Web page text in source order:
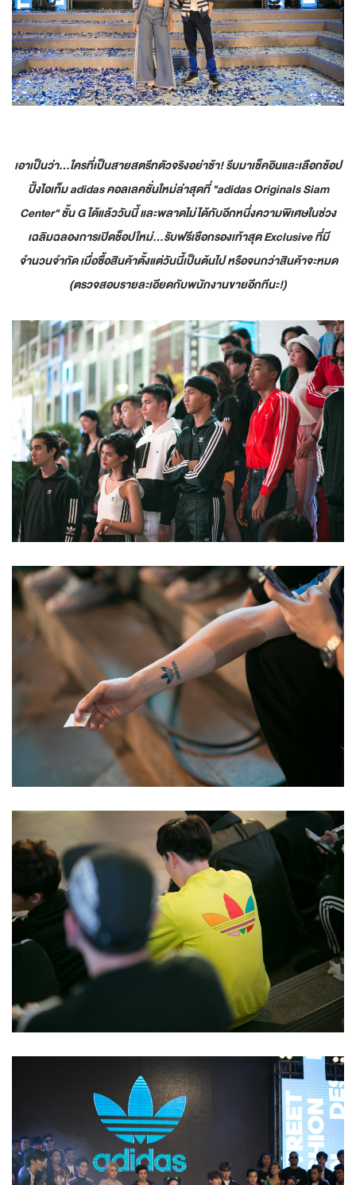
เอาเป็นว่า...ใครที่เป็นสายสตรีทตัวจริงอย่าช้า! รีบมาเช็คอินและเลือกช้อป
ปิ้งไอเท็ม adidas คอลเลคชั่นใหม่ล่าสุดที่ "adidas Originals Siam
Center" ชั้น G ได้แล้ววันนี้ และพลาดไม่ได้กับอีกหนึ่งความพิเศษในช่วง
เฉลิมฉลองการเปิดช็อปใหม่...รับฟรีเชือกรองเท้าสุด Exclusive ที่มี
จำนวนจำกัด เมื่อซื้อสินค้าตั้งแต่วันนี้เป็นต้นไป หรือจนกว่าสินค้าจะหมด
(ตรวจสอบรายละเอียดกับพนักงานขายอีกทีนะ!)